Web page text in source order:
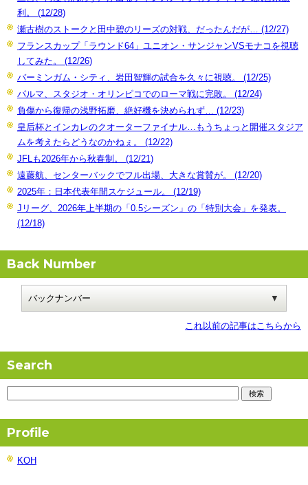
利。 (12/28)
瀬古樹のストークと田中碧のリーズの対戦、だったんだが… (12/27)
フランスカップ「ラウンド64」ユニオン・サンジャンVSモナコを視聴
してみた。 (12/26)
バーミンガム・シティ、岩田智輝の試合を久々に視聴。 (12/25)
パルマ、スタジオ・オリンピコでのローマ戦に完敗。 (12/24)
負傷から復帰の浅野拓磨、絶好機を決められず… (12/23)
皇后杯とインカレのクオーターファイナル…もうちょっと開催スタジア
ムを考えたらどうなのかねぇ。 (12/22)
JFLも2026年から秋春制。 (12/21)
遠藤航、センターバックでフル出場、大きな賞賛が。 (12/20)
2025年：日本代表年間スケジュール。 (12/19)
Jリーグ、2026年上半期の「0.5シーズン」の「特別大会」を発表。
(12/18)
Back Number
これ以前の記事はこちらから
Search
Profile
KOH